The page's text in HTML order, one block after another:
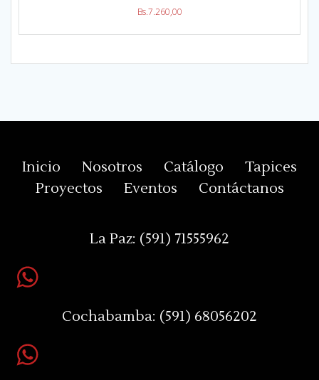
Bs.7.260,00
Inicio Nosotros Catálogo
Tapices
Proyectos
Eventos Contáctanos
La Paz: (591) 71555962
Cochabamba: (591) 68056202